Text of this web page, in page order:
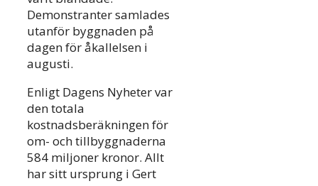
Demonstranter samlades
utanför byggnaden på
dagen för åkallelsen i
augusti.
Enligt Dagens Nyheter var
den totala
kostnadsberäkningen för
om- och tillbyggnaderna
584 miljoner kronor. Allt
har sitt ursprung i Gert